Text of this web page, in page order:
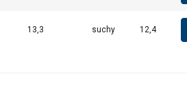
13,3 suchy 12,4